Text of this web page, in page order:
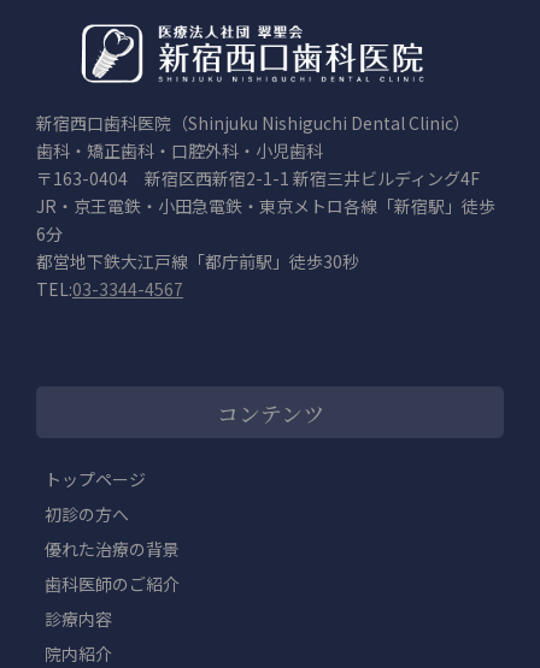
新宿西口歯科医院（Shinjuku Nishiguchi Dental Clinic）
歯科・矯正歯科・口腔外科・小児歯科
〒163-0404 新宿区西新宿2-1-1 新宿三井ビルディング4F
JR・京王電鉄・小田急電鉄・東京メトロ各線「新宿駅」徒歩
6分
都営地下鉄大江戸線「都庁前駅」徒歩30秒
TEL:03-3344-4567
コンテンツ
トップページ
初診の方へ
優れた治療の背景
歯科医師のご紹介
診療内容
院内紹介